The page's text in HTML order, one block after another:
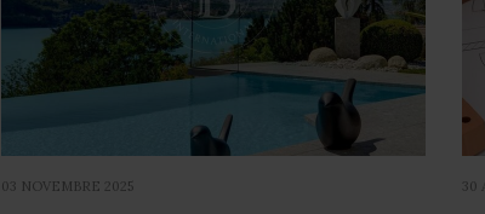
03 NOVEMBRE 2025 30